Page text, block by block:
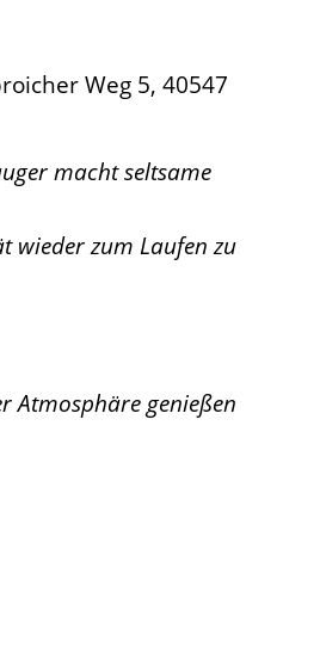
Weg 5, 40547
macht seltsame
wieder zum Laufen zu
Atmosphäre genießen